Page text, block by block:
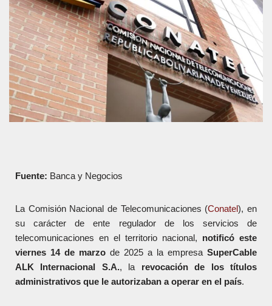
Fuente: Banca y Negocios
La Comisión Nacional de Telecomunicaciones (Conatel), en
su carácter de ente regulador de los servicios de
telecomunicaciones en el territorio nacional, notificó este
viernes 14 de marzo de 2025 a la empresa SuperCable
ALK Internacional S.A., la revocación de los títulos
administrativos que le autorizaban a operar en el país.